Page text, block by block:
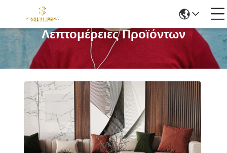
Λεπτομέρειες Προϊόντων